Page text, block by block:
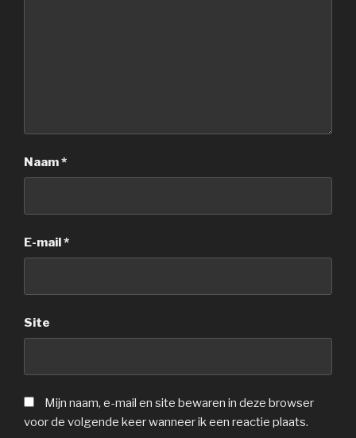
Naam*
E-mail*
Site
Mijn naam, e-mail en site bewaren in deze browser
voor de volgende keer wanneer ik een reactie plaats.